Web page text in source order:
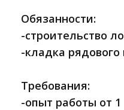
Обязанности:
-строительство
-кладка
Требования:
-опыт работы от 1